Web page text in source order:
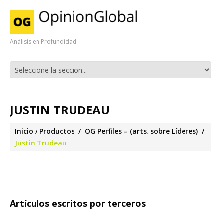
Análisis en Profundidad
JUSTIN TRUDEAU
Inicio Productos
OG Perfiles – (arts. sobre Líderes)
Justin Trudeau
Artículos escritos por terceros